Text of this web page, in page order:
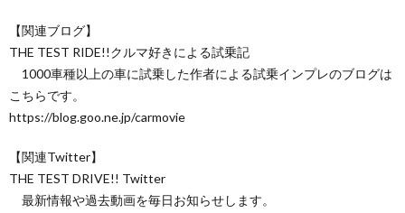
【関連ブログ】
THE TEST RIDE!!クルマ好きによる試乗記
1000車種以上の車に試乗した作者による試乗インプレのブログは
こちらです。
https://blog.goo.ne.jp/carmovie
【関連Twitter】
THE TEST DRIVE!! Twitter
最新情報や過去動画を毎日お知らせします。